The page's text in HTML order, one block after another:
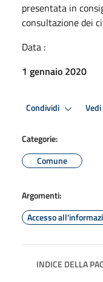
presentata in
consultazione dei
Data :
1 gennaio 2020
Condividi
Categorie:
Comune
Argomenti:
Accesso
INDICE DELLA